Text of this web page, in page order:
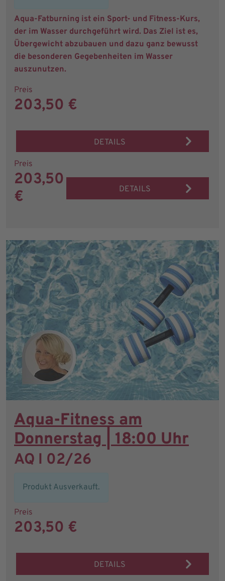
Aqua-Fatburning ist ein Sport- und Fitness-Kurs,
der im Wasser durchgeführt wird. Das Ziel ist es,
Übergewicht abzubauen und dazu ganz bewusst
die besonderen Gegebenheiten im Wasser
auszunutzen.
Preis
203,50 €
DETAILS
Preis
203,50
€
DETAILS
Aqua-Fitness am
Donnerstag | 18:00 Uhr
AQ I 02/26
Produkt Ausverkauft.
Preis
203,50 €
DETAILS